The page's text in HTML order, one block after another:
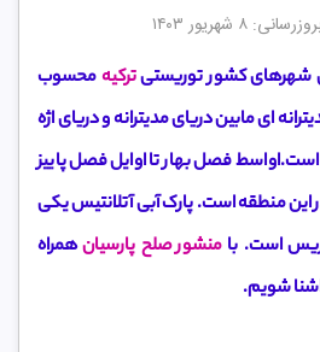
شهرهای کشور توریستیترکیهمحسوب
ای مابین دریای مدیترانه و دریای اژه
است.اواسط فصل بهار تا اوایل فصل پاییز
این منطقه است. پارک آبی آتلانتیس یکی
است. بامنشور صلح پارسیانهمراه
اشنا شویم.